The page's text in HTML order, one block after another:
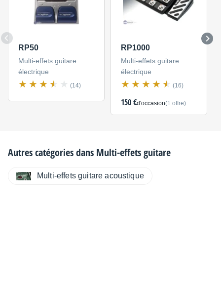
RP50
Multi-effets guitare
électrique
(14)
RP1000
Multi-effets guitare
électrique
(16)
150 €d'occasion(1 offre)
Autres catégories dans Multi-effets guitare
Multi-effets guitare acoustique